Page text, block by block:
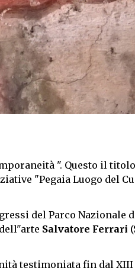
". Questo il
"Pegaia Luogo del
del Parco Nazionale
Salvatore Ferrari
testimoniata fin dal XIII